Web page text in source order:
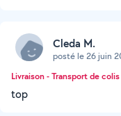
Cleda M.
posté le 26 juin
Livraison - Transport de colis
top